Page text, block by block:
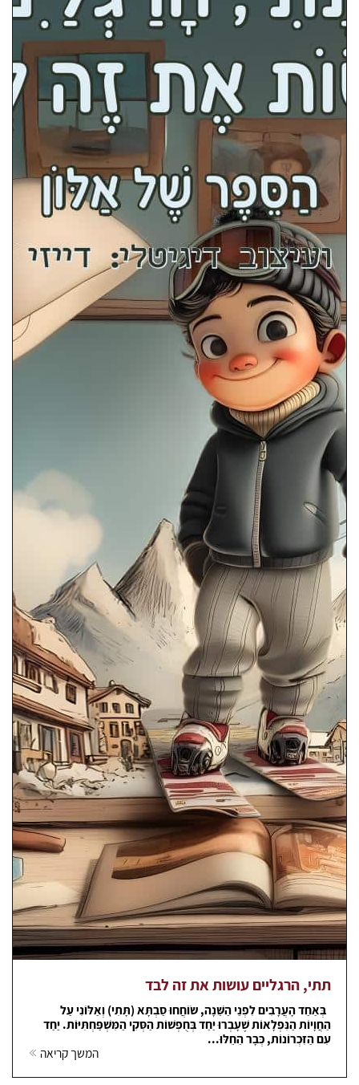
תתי, הרגליים עושות את זה לבד
בְּאַחַד הָעֲרָבִים לִפְנֵי הַשֵּׁנָה, שׂוֹחֲחוּ סַבְתָּא (תָּתִי) וְאַלּוֹנִי עַל
הַחֲוָיוֹת הַנִּפְלָאוֹת שֶׁעָבְרוּ יַחַד בְּחֻפְשׁוֹת הַסְּקִי הַמִּשְׁפַּחְתִּיּוֹת. יַחַד
עִם הַזִּכְרוֹנוֹת, כְּבָר הֵחֵלּוּ...
המשך קריאה